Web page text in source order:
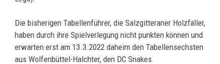
Die bisherigen Tabellenführer, die Salzgitteraner Holzfäller,
haben durch ihre Spielverlegung nicht punkten können und
erwarten erst am 13.3.2022 daheim den Tabellensechsten
aus Wolfenbüttel-Halchter, den DC Snakes.